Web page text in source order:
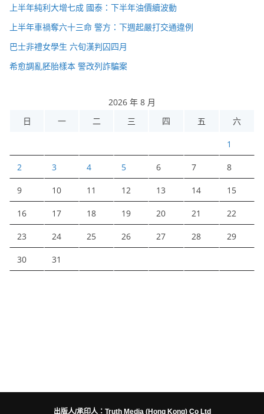
上半年純利大增七成 國泰：下半年油價續波動
上半年車禍奪六十三命 警方：下週起嚴打交通違例
巴士非禮女學生 六旬漢判囚四月
希愈調亂胚胎樣本 警改列詐騙案
2026 年 8 月
日
一 二 三 四 五 六
1
2 3 4 5 6 7 8
9 10 11 12 13 14 15
16 17 18 19 20 21 22
23 24 25 26 27 28 29
30 31
出版人/承印人：Truth Media (Hong Kong) Co Ltd